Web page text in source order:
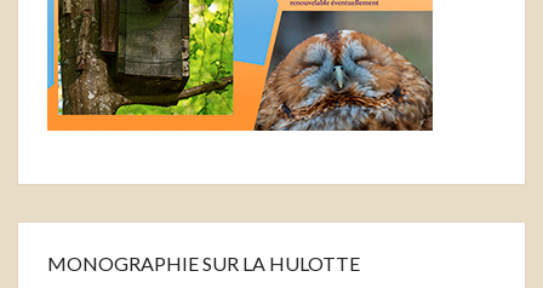
MONOGRAPHIE SUR LA HULOTTE